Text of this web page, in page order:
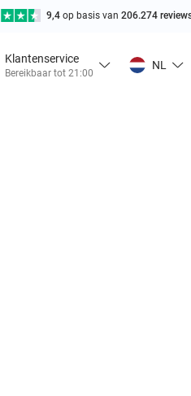
9,4 op basis van 206.274
Klantenservice
Bereikbaar tot 21:00
NL